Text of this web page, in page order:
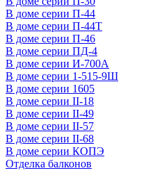
В доме серии П-44
В доме серии П-44Т
В доме серии П-46
В доме серии ПД-4
В доме серии И-700А
В доме серии 1-515-9Ш
В доме серии 1605
В доме серии II-18
В доме серии II-49
В доме серии II-57
В доме серии II-68
В доме серии КОПЭ
Отделка балконов